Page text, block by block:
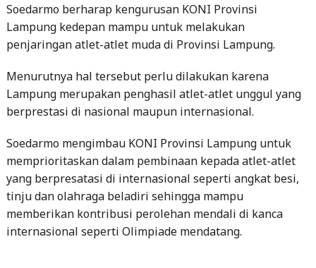
Soedarmo berharap kengurusan KONI Provinsi
Lampung kedepan mampu untuk melakukan
penjaringan atlet-atlet muda di Provinsi Lampung.
Menurutnya hal tersebut perlu dilakukan karena
Lampung merupakan penghasil atlet-atlet unggul yang
berprestasi di nasional maupun internasional.
Soedarmo mengimbau KONI Provinsi Lampung untuk
memprioritaskan dalam pembinaan kepada atlet-atlet
yang berpresatasi di internasional seperti angkat besi,
tinju dan olahraga beladiri sehingga mampu
memberikan kontribusi perolehan mendali di kanca
internasional seperti Olimpiade mendatang.